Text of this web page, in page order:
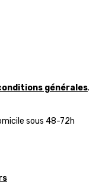
générales.
sous 48-72h